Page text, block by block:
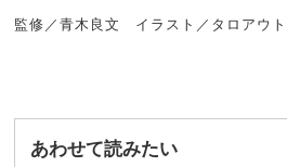
監修／青木良文 イラスト／タロアウ
あわせて読みたい